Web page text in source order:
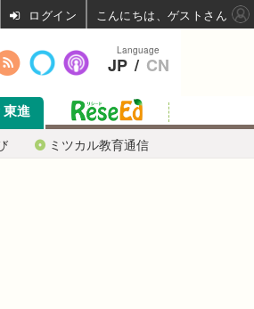
ミツカル教育通信
東進
Language
JP / CN
ログイン こんにちは、ゲストさん